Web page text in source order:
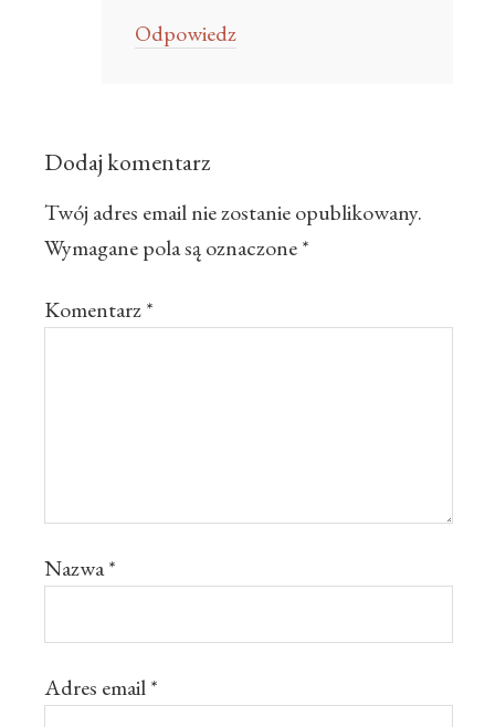
Odpowiedz
Dodaj komentarz
Twój adres email nie zostanie opublikowany.
Wymagane pola są oznaczone*
Komentarz*
Nazwa*
Adres email*